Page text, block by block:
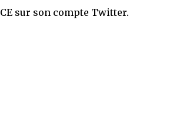
sur son compte Twitter.